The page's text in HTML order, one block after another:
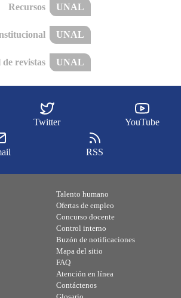
Recursos UNAL
UNAL
revistas UNAL
Twitter YouTube
RSS
Talento humano
Ofertas de empleo
Concurso docente
Control interno
Buzón de notificaciones
Mapa del sitio
FAQ
Atención en línea
Contáctenos